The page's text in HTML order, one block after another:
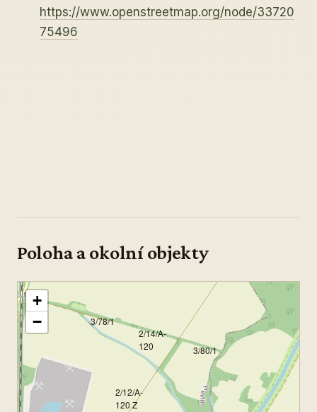
https://www.openstreetmap.org/node/33720
75496
Poloha a okolní objekty
2/12/A-
120 Z
2/14/A-
120
3/78/1
3/80/1
+
−